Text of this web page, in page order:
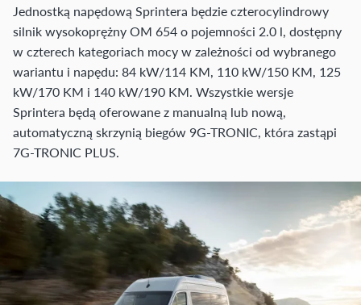
Jednostką napędową Sprintera będzie czterocylindrowy
silnik wysokoprężny OM 654 o pojemności 2.0 l, dostępny
w czterech kategoriach mocy w zależności od wybranego
wariantu i napędu: 84 kW/114 KM, 110 kW/150 KM, 125
kW/170 KM i 140 kW/190 KM. Wszystkie wersje
Sprintera będą oferowane z manualną lub nową,
automatyczną skrzynią biegów 9G-TRONIC, która zastąpi
7G-TRONIC PLUS.